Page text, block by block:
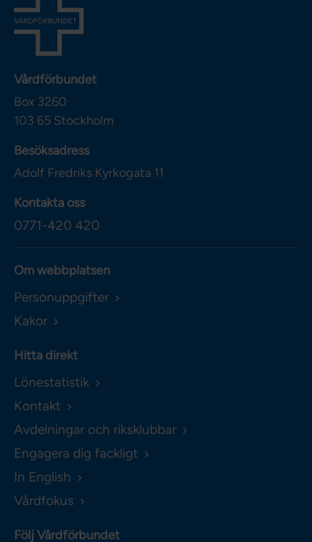
Vårdförbundet
Box 3260
103 65 Stockholm
Besöksadress
Adolf Fredriks Kyrkogata 11
Kontakta oss
0771-420 420
Om webbplatsen
Personuppgifter
Kakor
Hitta direkt
Lönestatistik
Kontakt
Avdelningar och riksklubbar
Engagera dig fackligt
In English
Vårdfokus
Följ Vårdförbundet